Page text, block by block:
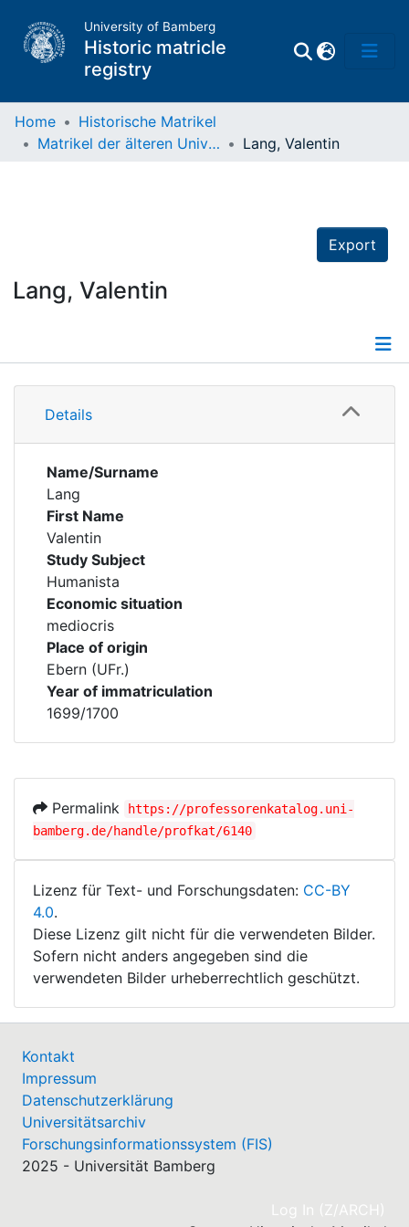
University of Bamberg
Historic matricle
registry
Home
Historische Matrikel
Matrikel der älteren Universität
Lang, Valentin
Export
Lang, Valentin
Details
Details
Name/Surname
Lang
First Name
Valentin
Study Subject
Humanista
Economic situation
mediocris
Place of origin
Ebern (UFr.)
Year of immatriculation
1699/1700
Permalink
https://professorenkatalog.uni-
bamberg.de/handle/profkat/6140
Lizenz für Text- und Forschungsdaten: CC-BY
4.0.
Diese Lizenz gilt nicht für die verwendeten Bilder.
Sofern nicht anders angegeben sind die
verwendeten Bilder urheberrechtlich geschützt.
Kontakt
Impressum
Datenschutzerklärung
Universitätsarchiv
Forschungsinformationssystem (FIS)
2025 - Universität Bamberg
Log In (Z/ARCH)